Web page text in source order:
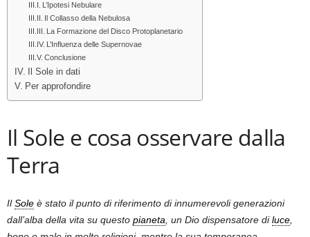
L’Ipotesi Nebulare
Il Collasso della Nebulosa
La Formazione del Disco Protoplanetario
L’Influenza delle Supernovae
Conclusione
Il Sole in dati
Per approfondire
Il Sole e cosa osservare dalla
Terra
IlSole è stato il punto di riferimento di innumerevoli generazioni
dall’alba della vita su questo pianeta, un Dio dispensatore diluce,